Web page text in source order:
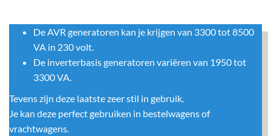
De AVR generatoren kan je krijgen van 3300 tot 8500
VA in 230 volt.
De inverterbasis generatoren variëren van 1950 tot
3300 VA.
Tevens zijn deze laatste zeer stil in gebruik.
Je kan deze perfect gebruiken in bestelwagens of
vrachtwagens.